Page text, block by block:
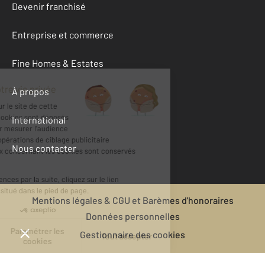
Devenir franchisé
Entreprise et commerce
Fine Homes & Estates
À propos
International
Nous contacter
Mentions légales & CGU et Barèmes d'honoraires
Données personnelles
Gestionnaire des cookies